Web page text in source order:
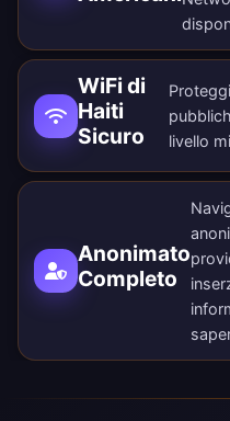
WiFi di
Haiti
Sicuro
livello
Anonimato
Completo